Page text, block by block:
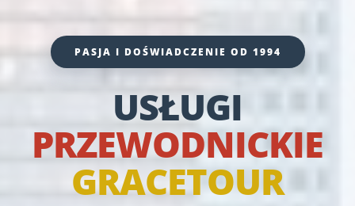
PASJA I DOŚWIADCZENIE OD 1994
USŁUGI
PRZEWODNICKIE
GRACETOUR